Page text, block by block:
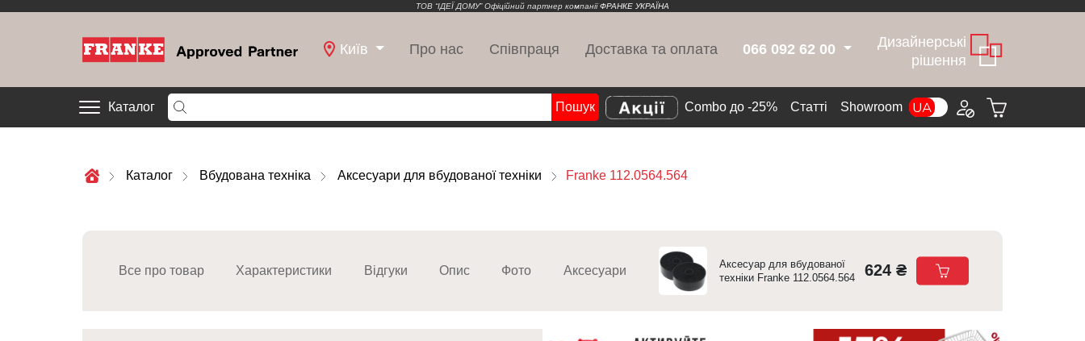
ТОВ “ІДЕЇ ДОМУ” Офіційний партнер компаніїФРАНКЕ УКРАЇНА
Київ Про нас Співпраця Доставка та оплата 066 092 62 00
Дизайнерські
рішення
Каталог Пошук Combo до -25% Cтатті Showroom
Каталог Вбудована техніка Аксесуари для вбудованої техніки Franke 112.0564.564
Все про товар Характеристики Відгуки Опис Фото Аксесуари
Аксесуар для вбудованої
техніки Franke 112.0564.564
624 ₴